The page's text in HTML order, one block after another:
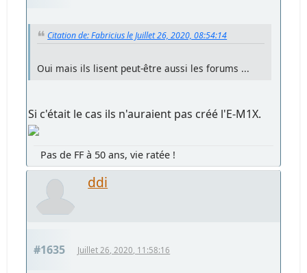
Citation de: Fabricius le Juillet 26, 2020, 08:54:14
Oui mais ils lisent peut-être aussi les forums ...
Si c'était le cas ils n'auraient pas créé l'E-M1X.
Pas de FF à 50 ans, vie ratée !
ddi
#1635 Juillet 26, 2020, 11:58:16